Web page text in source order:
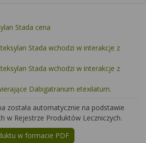
Stada cena
Stada wchodzi w interakcje z
Stada wchodzi w interakcje z
Dabigatranum etexilatum.
została automatycznie na podstawie
w Rejestrze Produktów Leczniczych.
w formacie PDF